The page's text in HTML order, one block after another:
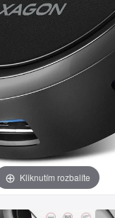
Kliknutím rozbalíte